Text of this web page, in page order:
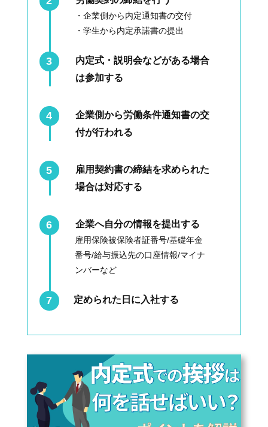
・企業側から内定通知書の交付
・学生から内定承諾書の提出
内定式・説明会などがある場合
は参加する
企業側から労働条件通知書の交
付が行われる
雇用契約書の締結を求められた
場合は対応する
企業へ自分の情報を提出する
雇用保険被保険者証番号/基礎年金
番号/給与振込先の口座情報/マイナ
ンバーなど
定められた日に入社する